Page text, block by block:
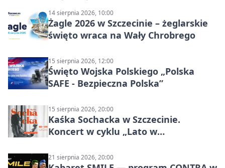
14 sierpnia 2026, 10:00
Żagle 2026 w Szczecinie – żeglarskie
święto wraca na Wały Chrobrego
15 sierpnia 2026, 12:00
Święto Wojska Polskiego „Polska
SAFE - Bezpieczna Polska”
15 sierpnia 2026, 20:00
Kaśka Sochacka w Szczecinie.
Koncert w cyklu „Lato w
21 sierpnia 2026, 20:00